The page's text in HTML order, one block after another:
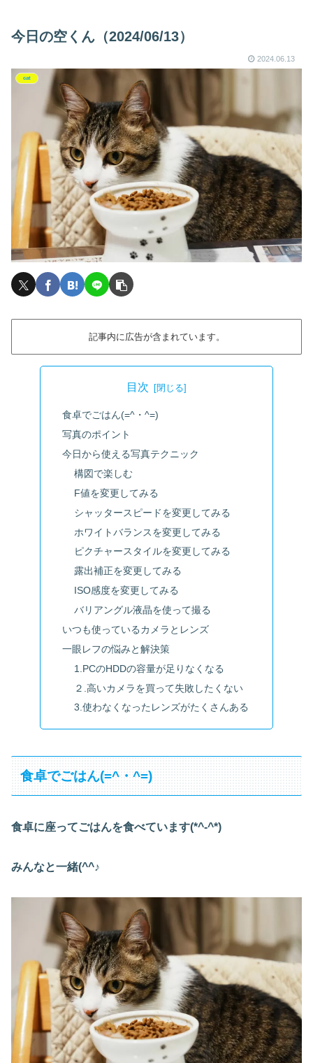
今日の空くん（2024/06/13）
2024.06.13
cat
記事内に広告が含まれています。
目次
食卓でごはん(=^・^=)
写真のポイント
今日から使える写真テクニック
構図で楽しむ
F値を変更してみる
シャッタースピードを変更してみる
ホワイトバランスを変更してみる
ピクチャースタイルを変更してみる
露出補正を変更してみる
ISO感度を変更してみる
バリアングル液晶を使って撮る
いつも使っているカメラとレンズ
一眼レフの悩みと解決策
1.PCのHDDの容量が足りなくなる
２.高いカメラを買って失敗したくない
3.使わなくなったレンズがたくさんある
食卓でごはん(=^・^=)
食卓に座ってごはんを食べています(*^-^*)
みんなと一緒(^^♪